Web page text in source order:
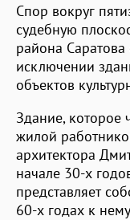
Спор вокруг
судебную
района
исключении
объектов
Здание, которое
жилой
архитектора
начале 30-х
представляет
60-х годах к